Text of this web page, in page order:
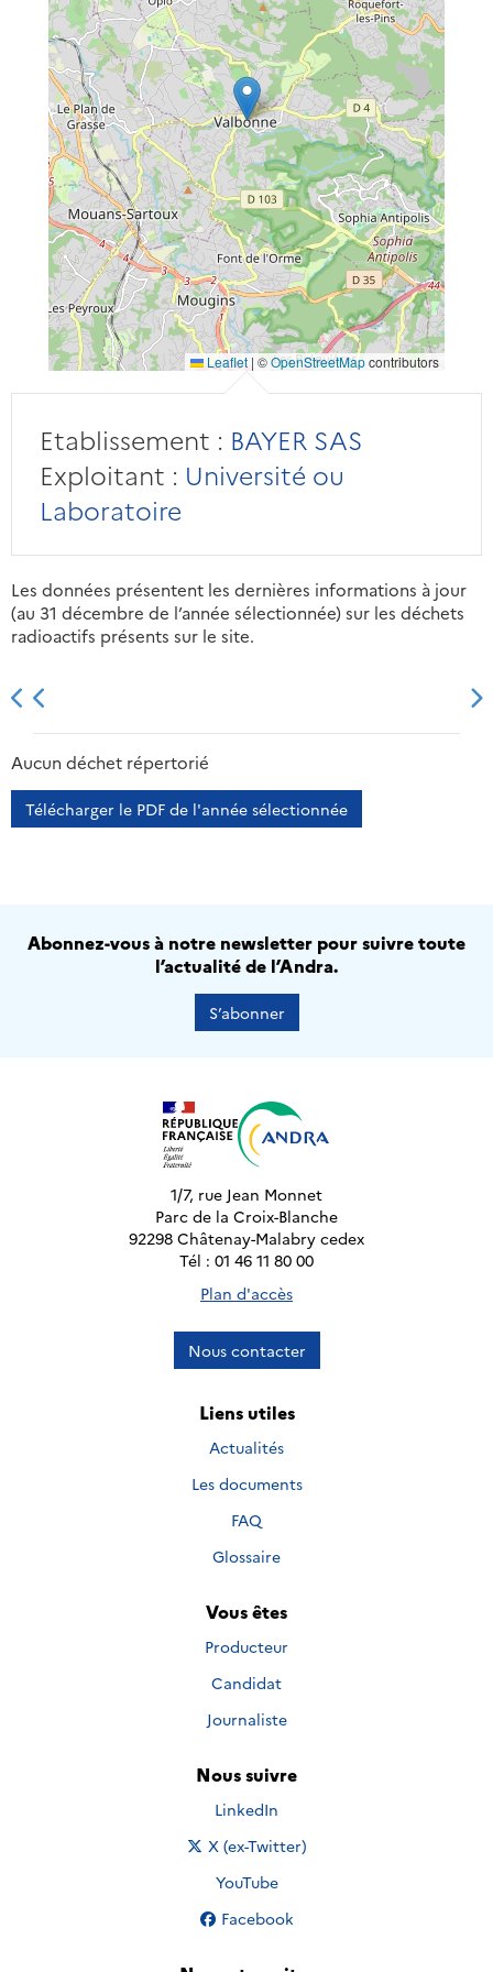
Leaflet | ©OpenStreetMapcontributors
Etablissement : BAYER SAS
Exploitant : Université ou
Laboratoire
Les données présentent les dernières informations à jour
(au 31 décembre de l’année sélectionnée) sur les déchets
radioactifs présents sur le site.
2013 2014
Aucun déchet répertorié
Télécharger le PDF de l'année sélectionnée
Abonnez-vous à notre newsletter pour suivre toute
l’actualité de l’Andra.
S’abonner
1/7, rue Jean Monnet
Parc de la Croix-Blanche
92298 Châtenay-Malabry cedex
Tél : 01 46 11 80 00
Plan d'accès
Nous contacter
Liens utiles
Actualités
Les documents
FAQ
Glossaire
Vous êtes
Producteur
Candidat
Journaliste
Nous suivre
Nous suivre sur
LinkedIn
Nous suivre sur
X (ex-Twitter)
Nous suivre sur
YouTube
Nous suivre sur
Facebook